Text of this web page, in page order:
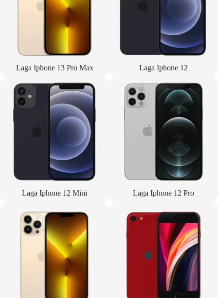
Laga Iphone 13 Pro Max Laga Iphone 12
Laga Iphone 12 Mini Laga Iphone 12 Pro